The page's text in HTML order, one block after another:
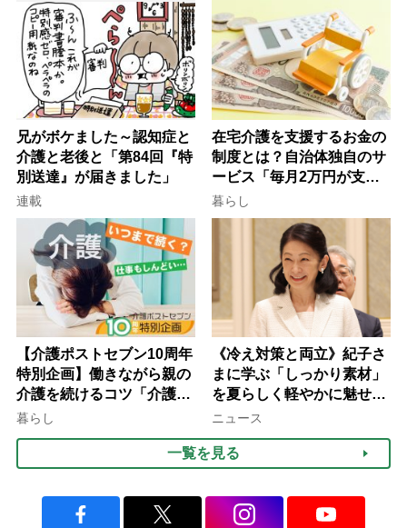
て現在は？
兄がボケました～認知症と
介護と老後と「第84回『特
別送達』が届きました」
連載
在宅介護を支援するお金の
制度とは？自治体独自のサ
ービス「毎月2万円が支給
される」ケースも【FP解
説】
暮らし
【介護ポストセブン10周年
特別企画】働きながら親の
介護を続けるコツ「介護は
10年以上続くことも…3つ
みよう」【社会福祉士解
説】
暮らし
《冷え対策と両立》紀子さ
まに学ぶ「しっかり素材」
を夏らしく軽やかに魅せる
3つの着こなし法則
ニュース
一覧を見る